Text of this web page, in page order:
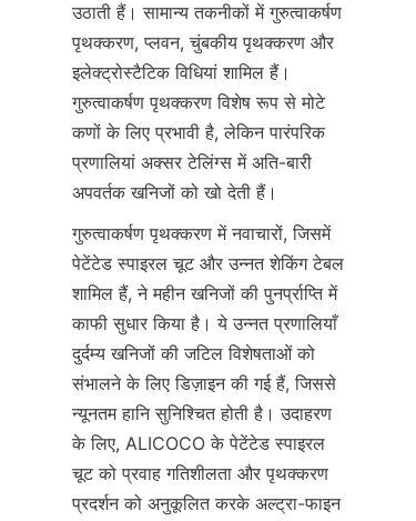
उठाती हैं। सामान्य तकनीकों में गुरुत्वाकर्षण
पृथक्करण, प्लवन, चुंबकीय पृथक्करण और
इलेक्ट्रोस्टैटिक विधियां शामिल हैं।
गुरुत्वाकर्षण पृथक्करण विशेष रूप से मोटे
कणों के लिए प्रभावी है, लेकिन पारंपरिक
प्रणालियां अक्सर टेलिंग्स में अति-बारी
गुरुत्वाकर्षण पृथक्करण में नवाचारों, जिसमें
पेटेंटेड स्पाइरल चूट और उन्नत शेकिंग टेबल
शामिल हैं, ने महीन खनिजों की पुनर्प्राप्ति में
काफी सुधार किया है। ये उन्नत प्रणालियाँ
दुर्दम्य खनिजों की जटिल विशेषताओं को
संभालने के लिए डिज़ाइन की गई हैं, जिससे
न्यूनतम हानि सुनिश्चित होती है। उदाहरण
के लिए, ALICOCO के पेटेंटेड स्पाइरल
चूट को प्रवाह गतिशीलता और पृथक्करण
प्रदर्शन को अनुकूलित करके अल्ट्रा-फाइन